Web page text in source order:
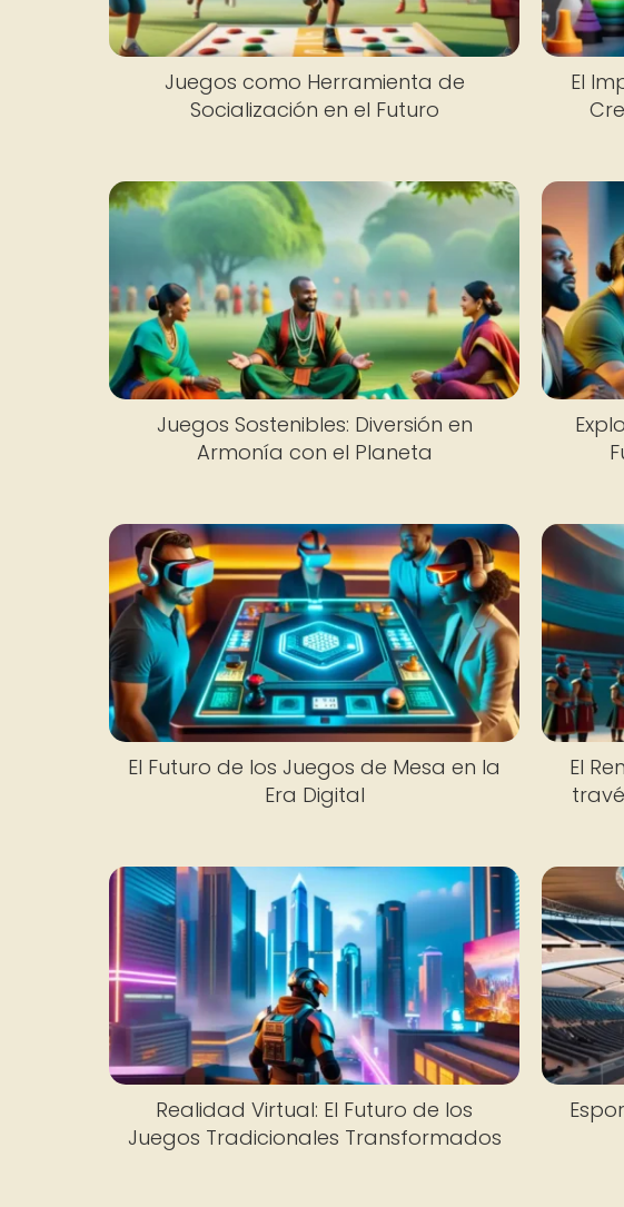
Juegos como Herramienta de
Socialización en el Futuro
El
Juegos Sostenibles: Diversión en
Armonía con el Planeta
El Futuro de los Juegos de Mesa en la
Era Digital
El
Realidad Virtual: El Futuro de los
Juegos Tradicionales Transformados